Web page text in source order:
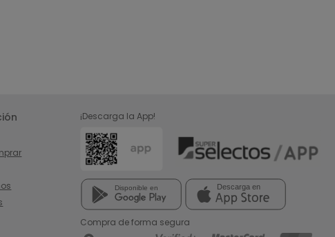
¡Descarga la App!
Compra de forma segura